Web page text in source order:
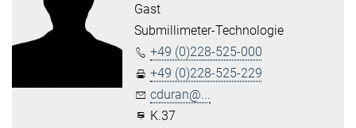
Gast
Submillimeter-Technologie
+49 (0)228-525-000
+49 (0)228-525-229
cduran@...
K.37